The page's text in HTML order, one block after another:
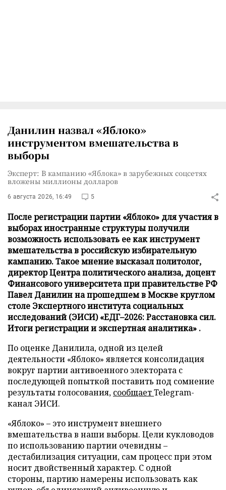
Данилин назвал «Яблоко»
инструментом вмешательства в
выборы
Эксперт: В кампанию «Яблока» в зарубежных соцсетях
вложены миллионы долларов
6 августа 2026, 16:49 5
После регистрации партии «Яблоко» для участия в
выборах иностранные структуры получили
возможность использовать ее как инструмент
вмешательства в российскую избирательную
кампанию. Такое мнение высказал политолог,
директор Центра политического анализа, доцент
Финансового университета при правительстве РФ
Павел Данилин на прошедшем в Москве круглом
столе Экспертного института социальных
исследований (ЭИСИ) «ЕДГ–2026: Расстановка сил.
Итоги регистрации и экспертная аналитика» .
По оценке Данилила, одной из целей
деятельности «Яблоко» является консолидация
вокруг партии антивоенного электората с
последующей попыткой поставить под сомнение
результаты голосования, сообщаетTelegram-
канал ЭИСИ.
«Яблоко» – это инструмент внешнего
вмешательства в наши выборы. Цели кукловодов
по использованию партии очевидны –
дестабилизация ситуации, сам процесс при этом
носит двойственный характер. С одной
стороны, партию намерены использовать как